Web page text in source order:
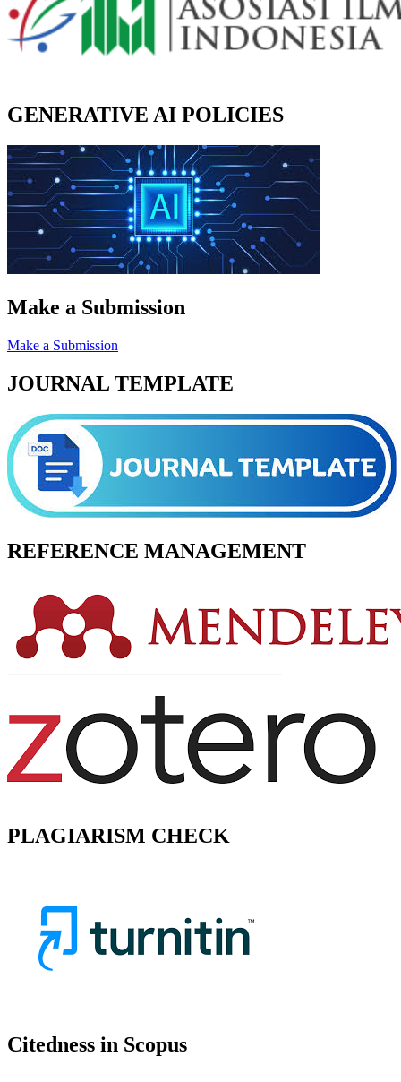
GENERATIVE AI POLICIES
Make a Submission
Make a Submission
JOURNAL TEMPLATE
REFERENCE MANAGEMENT
PLAGIARISM CHECK
Citedness in Scopus